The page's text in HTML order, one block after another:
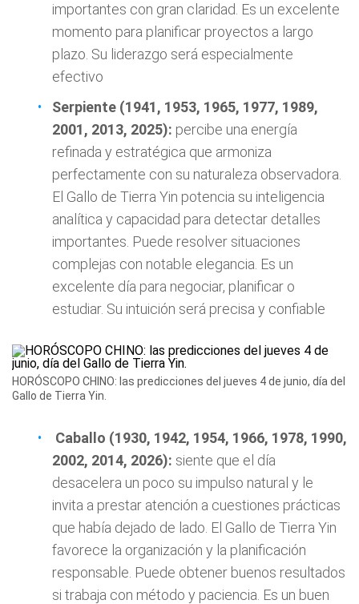
importantes con gran claridad. Es un excelente
momento para planificar proyectos a largo
plazo. Su liderazgo será especialmente
efectivo
Serpiente (1941, 1953, 1965, 1977, 1989,
2001, 2013, 2025): percibe una energía
refinada y estratégica que armoniza
perfectamente con su naturaleza observadora.
El Gallo de Tierra Yin potencia su inteligencia
analítica y capacidad para detectar detalles
importantes. Puede resolver situaciones
complejas con notable elegancia. Es un
excelente día para negociar, planificar o
estudiar. Su intuición será precisa y confiable
HORÓSCOPO CHINO: las predicciones del jueves 4 de junio, día del
Gallo de Tierra Yin.
Caballo (1930, 1942, 1954, 1966, 1978, 1990,
2002, 2014, 2026): siente que el día
desacelera un poco su impulso natural y le
invita a prestar atención a cuestiones prácticas
que había dejado de lado. El Gallo de Tierra Yin
favorece la organización y la planificación
responsable. Puede obtener buenos resultados
si trabaja con método y paciencia. Es un buen